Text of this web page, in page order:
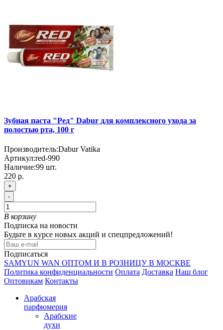
Зубная паста "Ред" Dabur для комплексного ухода за
полостью рта, 100 г
Производитель:Dabur Vatika
Артикул:red-990
Наличие:99 шт.
220 р.
+
-
В корзину
Подписка на новости
Будьте в курсе новых акций и спецпредложений!
Подписаться
SAMYUN WAN ОПТОМ И В РОЗНИЦУ В МОСКВЕ
Политика конфиденциальности Оплата Доставка Наш блог
Оптовикам Контакты
Арабская
парфюмерия
Арабские
духи